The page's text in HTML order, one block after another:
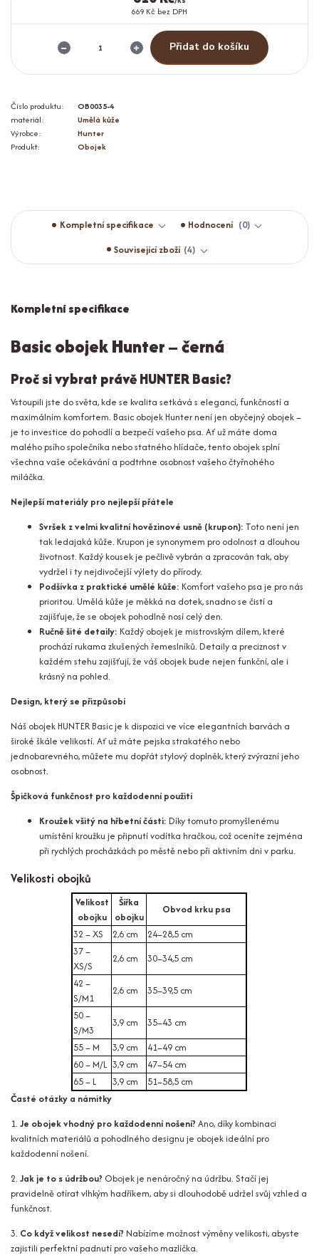
669 Kč bez DPH
Přidat do košíku
Číslo produktu:
OB0035-4
materiál:
Umělá kůže
Výrobce:
Hunter
Produkt:
Obojek
Kompletní specifikace Hodnocení
0
Související zboží 4
Kompletní specifikace
Basic obojek Hunter – černá
Proč si vybrat právě HUNTER Basic?
Vstoupili jste do světa, kde se kvalita setkává s elegancí, funkčností a
maximálním komfortem. Basic obojek Hunter není jen obyčejný obojek –
je to investice do pohodlí a bezpečí vašeho psa. Ať už máte doma
malého psího společníka nebo statného hlídače, tento obojek splní
všechna vaše očekávání a podtrhne osobnost vašeho čtyřnohého
miláčka.
Nejlepší materiály pro nejlepší přátele
Svršek z velmi kvalitní hovězinové usně (krupon): Toto není jen
tak ledajaká kůže. Krupon je synonymem pro odolnost a dlouhou
životnost. Každý kousek je pečlivě vybrán a zpracován tak, aby
vydržel i ty nejdivočejší výlety do přírody.
Podšívka z praktické umělé kůže: Komfort vašeho psa je pro nás
prioritou. Umělá kůže je měkká na dotek, snadno se čistí a
zajišťuje, že se obojek pohodlně nosí celý den.
Ručně šité detaily: Každý obojek je mistrovským dílem, které
prochází rukama zkušených řemeslníků. Detaily a preciznost v
každém stehu zajišťují, že váš obojek bude nejen funkční, ale i
krásný na pohled.
Design, který se přizpůsobí
Náš obojek HUNTER Basic je k dispozici ve více elegantních barvách a
široké škále velikostí. Ať už máte pejska strakatého nebo
jednobarevného, můžete mu dopřát stylový doplněk, který zvýrazní jeho
osobnost.
Špičková funkčnost pro každodenní použití
Kroužek všitý na hřbetní části: Díky tomuto promyšlenému
umístění kroužku je připnutí vodítka hračkou, což oceníte zejména
při rychlých procházkách po městě nebo při aktivním dni v parku.
Velikosti obojků
Velikost
obojku
Šířka
obojku
Obvod krku psa
32 – XS
2,6 cm
24–28,5 cm
37 –
XS/S
2,6 cm
30–34,5 cm
42 –
S/M1
2,6 cm
35–39,5 cm
50 –
S/M3
3,9 cm
35–43 cm
55 – M
3,9 cm
41–49 cm
60 – M/L 3,9 cm
47–54 cm
65 – L
3,9 cm
51–58,5 cm
Časté otázky a námitky
1. Je obojek vhodný pro každodenní nošení? Ano, díky kombinaci
kvalitních materiálů a pohodlného designu je obojek ideální pro
každodenní nošení.
2. Jak je to s údržbou? Obojek je nenáročný na údržbu. Stačí jej
pravidelně otírat vlhkým hadříkem, aby si dlouhodobě udržel svůj vzhled a
funkčnost.
3. Co když velikost nesedí? Nabízíme možnost výměny velikosti, abyste
zajistili perfektní padnutí pro vašeho mazlíčka.